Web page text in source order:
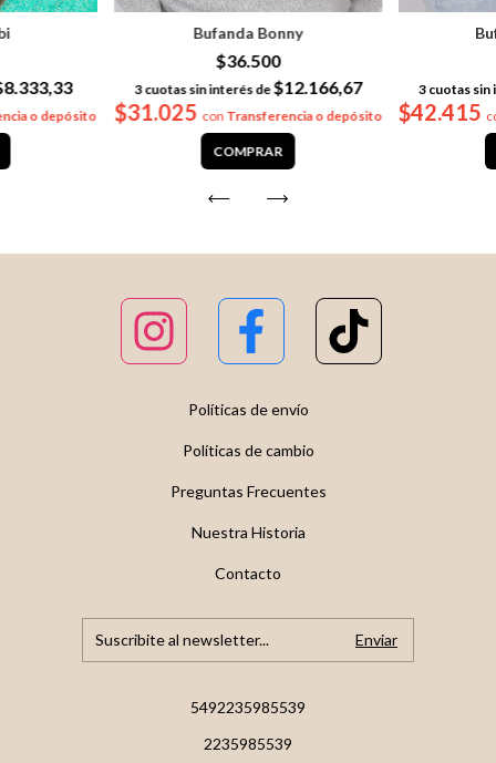
o depósito
Bufanda Bonny
$36.500
$31.025 con Transferencia o depósito
3 cuotas sin interés de$12.166,67
COMPRAR
$42.415
3 cuotas sin
Políticas de envío
Políticas de cambio
Preguntas Frecuentes
Nuestra Historia
Contacto
5492235985539
2235985539